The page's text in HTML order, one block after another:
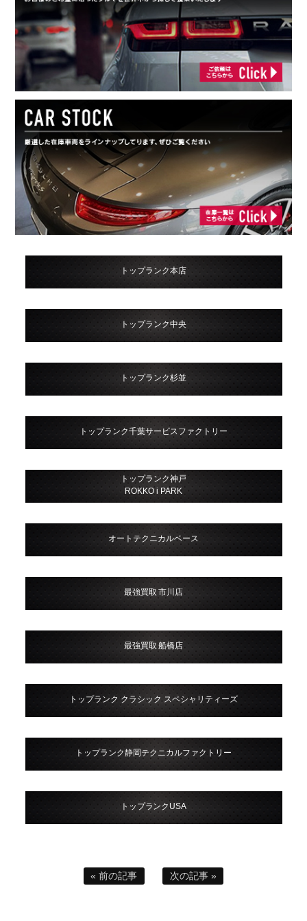
トップランク本店
トップランク中央
トップランク杉並
トップランク千葉サービスファクトリー
トップランク神戸
ROKKO i PARK
オートテクニカルベース
最強買取 市川店
最強買取 船橋店
トップランク クラシック スペシャリティーズ
トップランク静岡テクニカルファクトリー
トップランクUSA
« 前の記事 次の記事 »